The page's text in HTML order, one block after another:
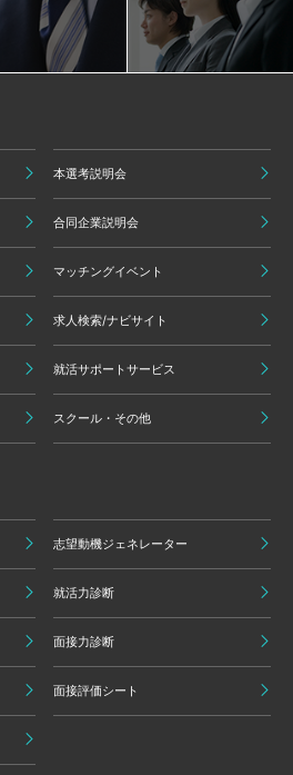
本選考説明会
合同企業説明会
マッチングイベント
求人検索/ナビサイト
就活サポートサービス
スクール・その他
志望動機ジェネレーター
就活力診断
面接力診断
面接評価シート